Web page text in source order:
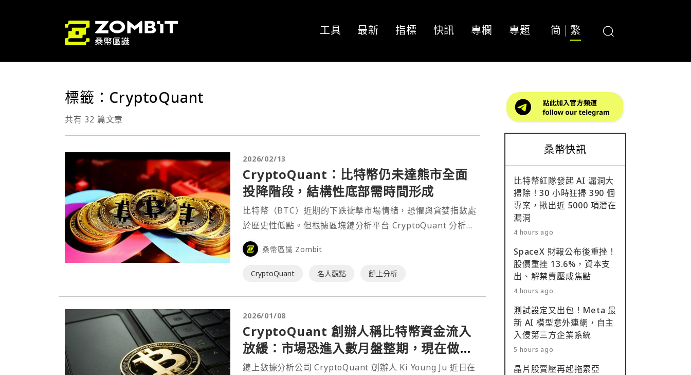
工具 最新 指標 快訊 專欄 專題 简 繁
標籤：CryptoQuant
共有 32 篇文章
2026/02/13
CryptoQuant：比特幣仍未達熊市全面
投降階段，結構性底部需時間形成
比特幣（BTC）近期的下跌衝擊市場情緒，恐懼與貪婪指數處
於歷史性低點。但根據區塊鏈分析平台 CryptoQuant 分析師
的說法，從鏈上數據來看，市場還未達到先前熊市「全面投
降」時的水準，仍在尋找真正的底部。⋯
桑幣區識 Zombit
CryptoQuant 名人觀點 鏈上分析
2026/01/08
CryptoQuant 創辦人稱比特幣資金流入
放緩：市場恐進入數月盤整期，現在做空
非明智之舉
鏈上數據分析公司 CryptoQuant 創辦人 Ki Young Ju 近日在
桑幣快訊
比特幣紅隊發起 AI 漏洞大
掃除！30 小時狂掃 390 個
專案，揪出近 5000 項潛在
漏洞
4 hours ago
SpaceX 財報公布後重挫！
股價重挫 13.6%，資本支
出、解禁賣壓成焦點
4 hours ago
測試設定又出包！Meta 最
新 AI 模型意外連網，自主
入侵第三方企業系統
5 hours ago
晶片股賣壓再起拖累亞